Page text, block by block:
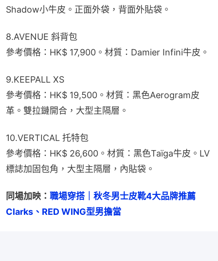
Shadow小牛皮。正面外袋，背面外貼袋。
8.AVENUE 斜背包
參考價格：HK$ 17,900。材質：Damier Infini牛皮。
9.KEEPALL XS
參考價格：HK$ 19,500。材質：黑色Aerogram皮
革。雙拉鏈開合，大型主隔層。
10.VERTICAL 托特包
參考價格：HK$ 26,600。材質：黑色Taïga牛皮。LV
標誌加固包角，大型主隔層，內貼袋。
同場加映： 職場穿搭｜秋冬男士皮靴4大品牌推薦
Clarks、RED WING型男擔當